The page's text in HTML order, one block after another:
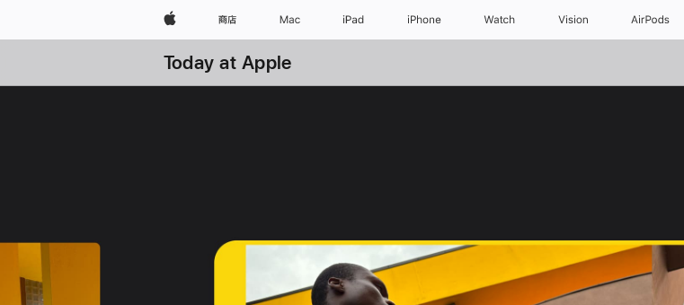
Apple 商店 Mac iPad iPhone Watch Vision AirPods
Today at Apple